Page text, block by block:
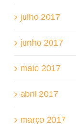
julho 2017
junho 2017
maio 2017
abril 2017
março 2017